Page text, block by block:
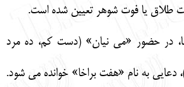
يا فوت شوهر تعيين شده است.
در حضور «مي نيان» (دست كم، ده مرد
دعايي به نام «هفت براخا» خوانده مي شود.